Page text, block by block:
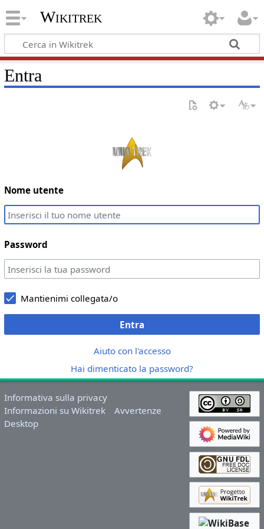
Wikitrek
Entra
Nome utente
Password
Mantienimi collegata/o
Entra
Aiuto con l'accesso
Hai dimenticato la password?
Informativa sulla privacy
Informazioni su Wikitrek
Avvertenze
Desktop